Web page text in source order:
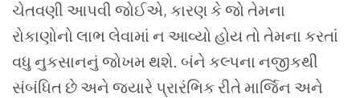
ચેતવણી આપવી જોઈએ, કારણ કે જો તેમના
રોકાણોનો લાભ લેવામાં ન આવ્યો હોય તો તેમના કરતાં
વધુ નુકસાનનું જોખમ થશે. બંને કલ્પના નજીકથી
સંબંધિત છે અને જ્યારે પ્રારંભિક રીતે માર્જિન અને